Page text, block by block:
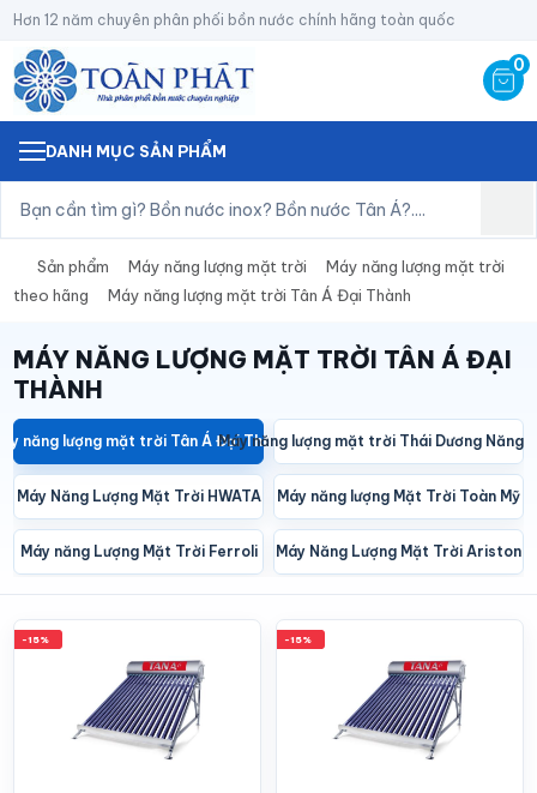
Hơn 12 năm chuyên phân phối bồn nước chính hãng toàn quốc
0
DANH MỤC SẢN PHẨM
Sản phẩm Máy năng lượng mặt trời
Máy năng lượng mặt trời
theo hãng
Máy năng lượng mặt trời Tân Á Đại Thành
MÁY NĂNG LƯỢNG MẶT TRỜI TÂN Á ĐẠI
THÀNH
năng lượng mặt trời Tân Á Đại ThànhMáy năng lượng mặt trời Thái Dương Năng
Máy Năng Lượng Mặt Trời HWATA Máy năng lượng Mặt Trời Toàn Mỹ
Máy năng Lượng Mặt Trời Ferroli Máy Năng Lượng Mặt Trời Ariston
-15% -15%